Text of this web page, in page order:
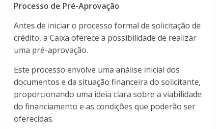
Processo de Pré-Aprovação
Antes de iniciar o processo formal de solicitação de
crédito, a Caixa oferece a possibilidade de realizar
uma pré-aprovação.
Este processo envolve uma análise inicial dos
documentos e da situação financeira do solicitante,
proporcionando uma ideia clara sobre a viabilidade
do financiamento e as condições que poderão ser
oferecidas.